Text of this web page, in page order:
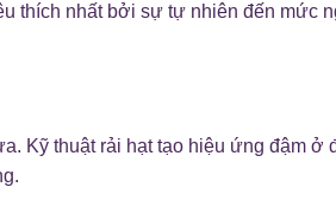
thích nhất bởi sự tự nhiên đến mức
Kỹ thuật rải hạt tạo hiệu ứng đậm ở